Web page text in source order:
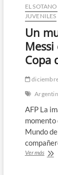
llevar
a
Messi
la
Copa
la
EL SOTANO
JUVENILES
Un
Copa
AFP La
momento
Mundo
Ver másUn